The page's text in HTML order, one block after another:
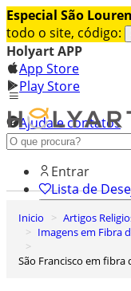
Especial São
todo o site, código:
Holyart APP
App Store
Play Store
Ajuda e contatos
Conheça premium
Entrar
Lista de
0
Carrinho de
Inicio Artigos
Imagens em Fibra
São Francisco em